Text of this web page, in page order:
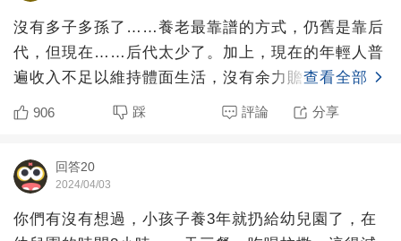
沒有多子多孫了……養老最靠譜的方式，仍舊是靠后
代，但現在……后代太少了。加上，現在的年輕人普
遍收入不足以維持體面生活，沒有余力贍養老人。
查看全部
906 踩 評論 分享
回答20
2024/04/03
你們有沒有想過，小孩子養3年就扔給幼兒園了，在